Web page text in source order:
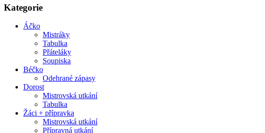
Kategorie
Áčko
Mistráky
Tabulka
Přáteláky
Soupiska
Béčko
Odehrané zápasy
Dorost
Mistrovská utkání
Tabulka
Žáci + přípravka
Mistrovská utkání
Přípravná utkání